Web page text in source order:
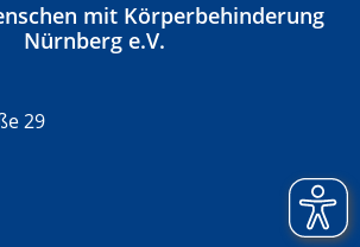
29
mit Körperbehinderung
Nürnberg e.V.